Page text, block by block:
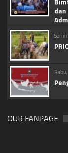
OUR FANPAGE